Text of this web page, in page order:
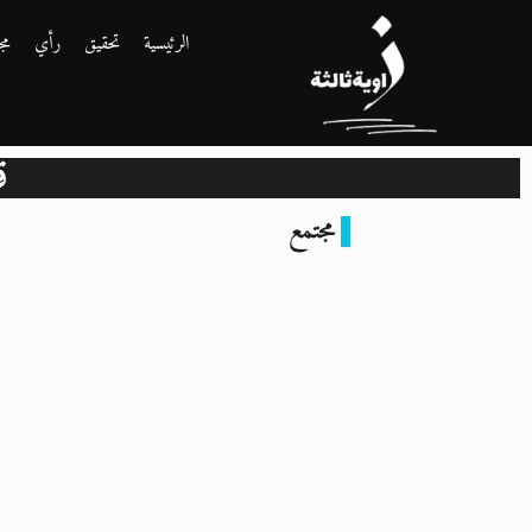
الرئيسية تحقيق رأي
مجتمع
زيادات حادة في